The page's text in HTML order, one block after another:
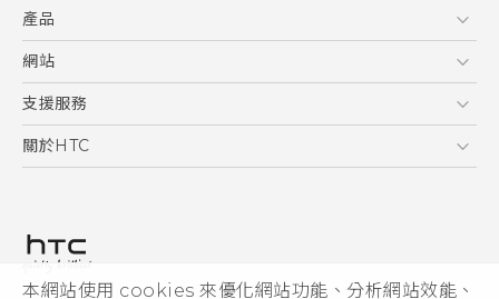
本網站使用 cookies 來優化網站功能、分析網站效能、
安全與法令注意事項
產品
5G
智能手機
區塊鍊手機
網站
HTC Dev
HTC Research
支援服務
服務中心
關於HTC
私隱政策
產品安全